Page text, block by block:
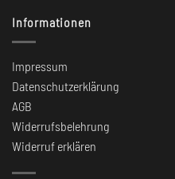
Informationen
Impressum
Datenschutzerklärung
AGB
Widerrufsbelehrung
Widerruf erklären